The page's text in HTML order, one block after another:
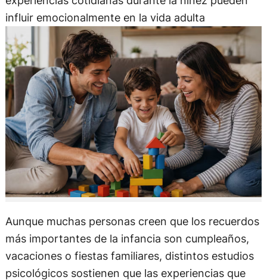
influir emocionalmente en la vida adulta
Aunque muchas personas creen que los recuerdos
más importantes de la infancia son cumpleaños,
vacaciones o fiestas familiares, distintos estudios
psicológicos sostienen que las experiencias que